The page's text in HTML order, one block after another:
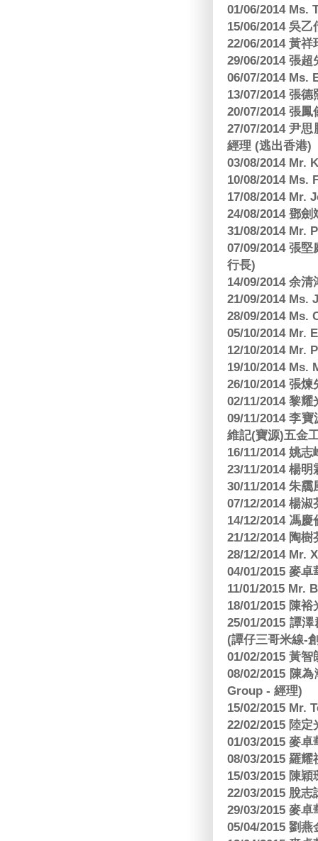
01/06/2014 Ms.
15/06/2014 吳
22/06/2014 黃
29/06/2014 張
06/07/2014 Ms.
13/07/2014 張
20/07/2014 張
27/07/2014 尹
經理 (逃出香港)
03/08/2014 Mr.
10/08/2014 Ms.
17/08/2014 Mr.
24/08/2014 鄧
31/08/2014 Mr.
07/09/2014 張
行長)
14/09/2014 余
21/09/2014 Ms.
28/09/2014 Ms.
05/10/2014 Mr.
12/10/2014 Mr.
19/10/2014 Ms.
26/10/2014 張
02/11/2014 黎
09/11/2014 李
維記(寶源)五金
16/11/2014 姚
23/11/2014 楊
30/11/2014 朱
07/12/2014 楊
14/12/2014 馮
21/12/2014 陶
28/12/2014 Mr.
04/01/2015 麥
11/01/2015 Mr.
18/01/2015 陳
25/01/2015 譚
(譚仔三哥米線-
01/02/2015 黃
08/02/2015 陳
Group - 經理)
15/02/2015 Mr.
22/02/2015 陸
01/03/2015 麥
08/03/2015 羅
15/03/2015 陳
22/03/2015 脫
29/03/2015 麥
05/04/2015 劉